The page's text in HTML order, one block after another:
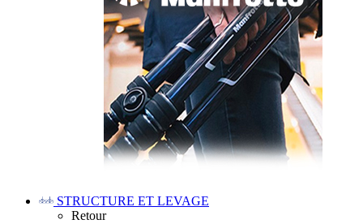
STRUCTURE ET LEVAGE
Retour